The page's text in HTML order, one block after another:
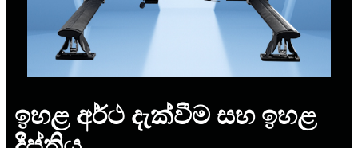
ඉහළ අර්ථ දැක්වීම සහ ඉහළ